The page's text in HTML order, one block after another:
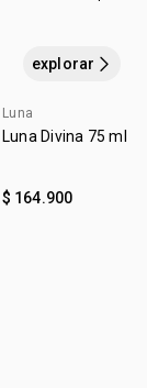
ISOMETHYL
explorar
4u al 40%
Luna
Luna Divina 75 ml
$ 164.900